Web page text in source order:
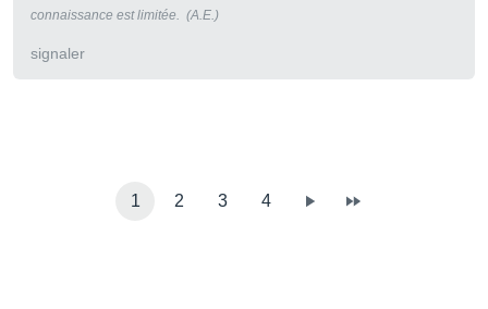
connaissance est limitée. (A.E.)
signaler
1 2 3 4